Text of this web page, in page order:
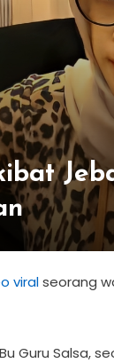
viralseorang
Guru Salsa,